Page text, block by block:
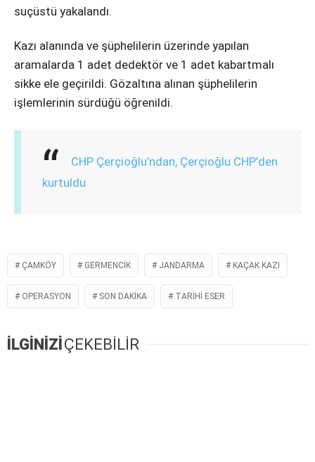
suçüstü yakalandı.
Kazı alanında ve şüphelilerin üzerinde yapılan
aramalarda 1 adet dedektör ve 1 adet kabartmalı
sikke ele geçirildi. Gözaltına alınan şüphelilerin
işlemlerinin sürdüğü öğrenildi.
CHP Çerçioğlu’ndan, Çerçioğlu CHP’den
kurtuldu
ÇAMKÖY GERMENCIK JANDARMA KAÇAK KAZI
OPERASYON SON DAKIKA TARIHI ESER
İLGİNİZİÇEKEBİLİR